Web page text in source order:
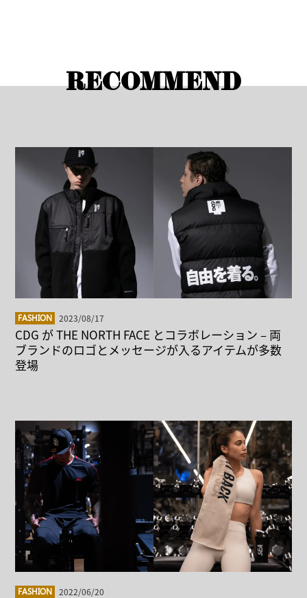
RECOMMEND
FASHION 2023/08/17
CDG が THE NORTH FACE とコラボレーション – 両
ブランドのロゴとメッセージが入るアイテムが多数
登場
FASHION 2022/06/20